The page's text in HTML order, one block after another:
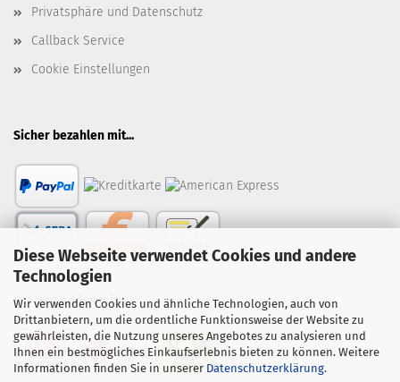
Diese Webseite verwendet Cookies und andere
Technologien
Wir verwenden Cookies und ähnliche Technologien, auch von
Drittanbietern, um die ordentliche Funktionsweise der Website zu
gewährleisten, die Nutzung unseres Angebotes zu analysieren und
Ihnen ein bestmögliches Einkaufserlebnis bieten zu können. Weitere
Informationen finden Sie in unserer Datenschutzerklärung.
Privatsphäre und Datenschutz
Callback Service
Cookie Einstellungen
Sicher bezahlen mit...
Wir versenden mit...